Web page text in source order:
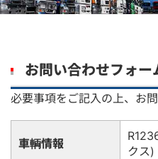
お問い合わせフォー
必要事項をご記入の上、お
車輌情報
クス)